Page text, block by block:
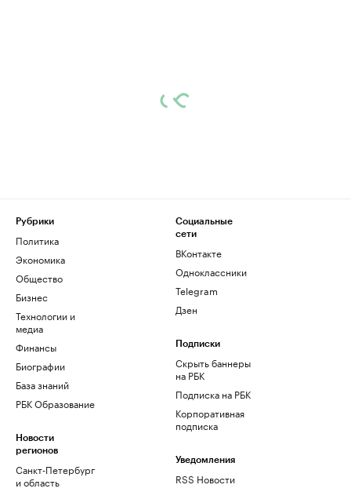
Рубрики
Политика
Экономика
Общество
Бизнес
Технологии и
медиа
Финансы
Биографии
База знаний
РБК Образование
Новости
регионов
Санкт-Петербург
и область
Социальные
сети
ВКонтакте
Одноклассники
Telegram
Дзен
Подписки
Скрыть баннеры
на РБК
Подписка на РБК
Корпоративная
подписка
Уведомления
RSS Новости